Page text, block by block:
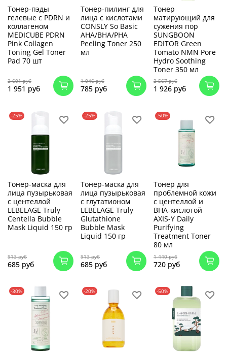
Тонер-пэды
гелевые с PDRN и
коллагеном
MEDICUBE PDRN
Pink Collagen
Toning Gel Toner
Pad 70 шт
2 601 руб
1 951 руб
Тонер-пилинг для
лица с кислотами
CONSLY So Basic
AHA/BHA/PHA
Peeling Toner 250
мл
1 046 руб
785 руб
Тонер
матирующий для
сужения пор
SUNGBOON
EDITOR Green
Tomato NMN Pore
Hydro Soothing
Toner 350 мл
2 567 руб
1 926 руб
-25%
Тонер-маска для
лица пузырьковая
с центеллой
LEBELAGE Truly
Centella Bubble
Mask Liquid 150 гр
913 руб
685 руб
-25%
Тонер-маска для
лица пузырьковая
с глутатионом
LEBELAGE Truly
Glutathione
Bubble Mask
Liquid 150 гр
913 руб
685 руб
-50%
Тонер для
проблемной кожи
с центеллой и
BHA-кислотой
AXIS-Y Daily
Purifying
Treatment Toner
80 мл
1 440 руб
720 руб
-30% -20% -50%